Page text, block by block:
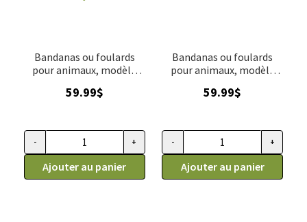
Bandanas ou foulards
pour animaux, modèle
Cozymo
59.99$
quantité de Bandanas ou foulards pour animaux, modèle
- +
Ajouter au panier
Bandanas ou foulards
pour animaux, modèle
59.99$
quantité de Bandanas ou
- +
Ajouter au panier